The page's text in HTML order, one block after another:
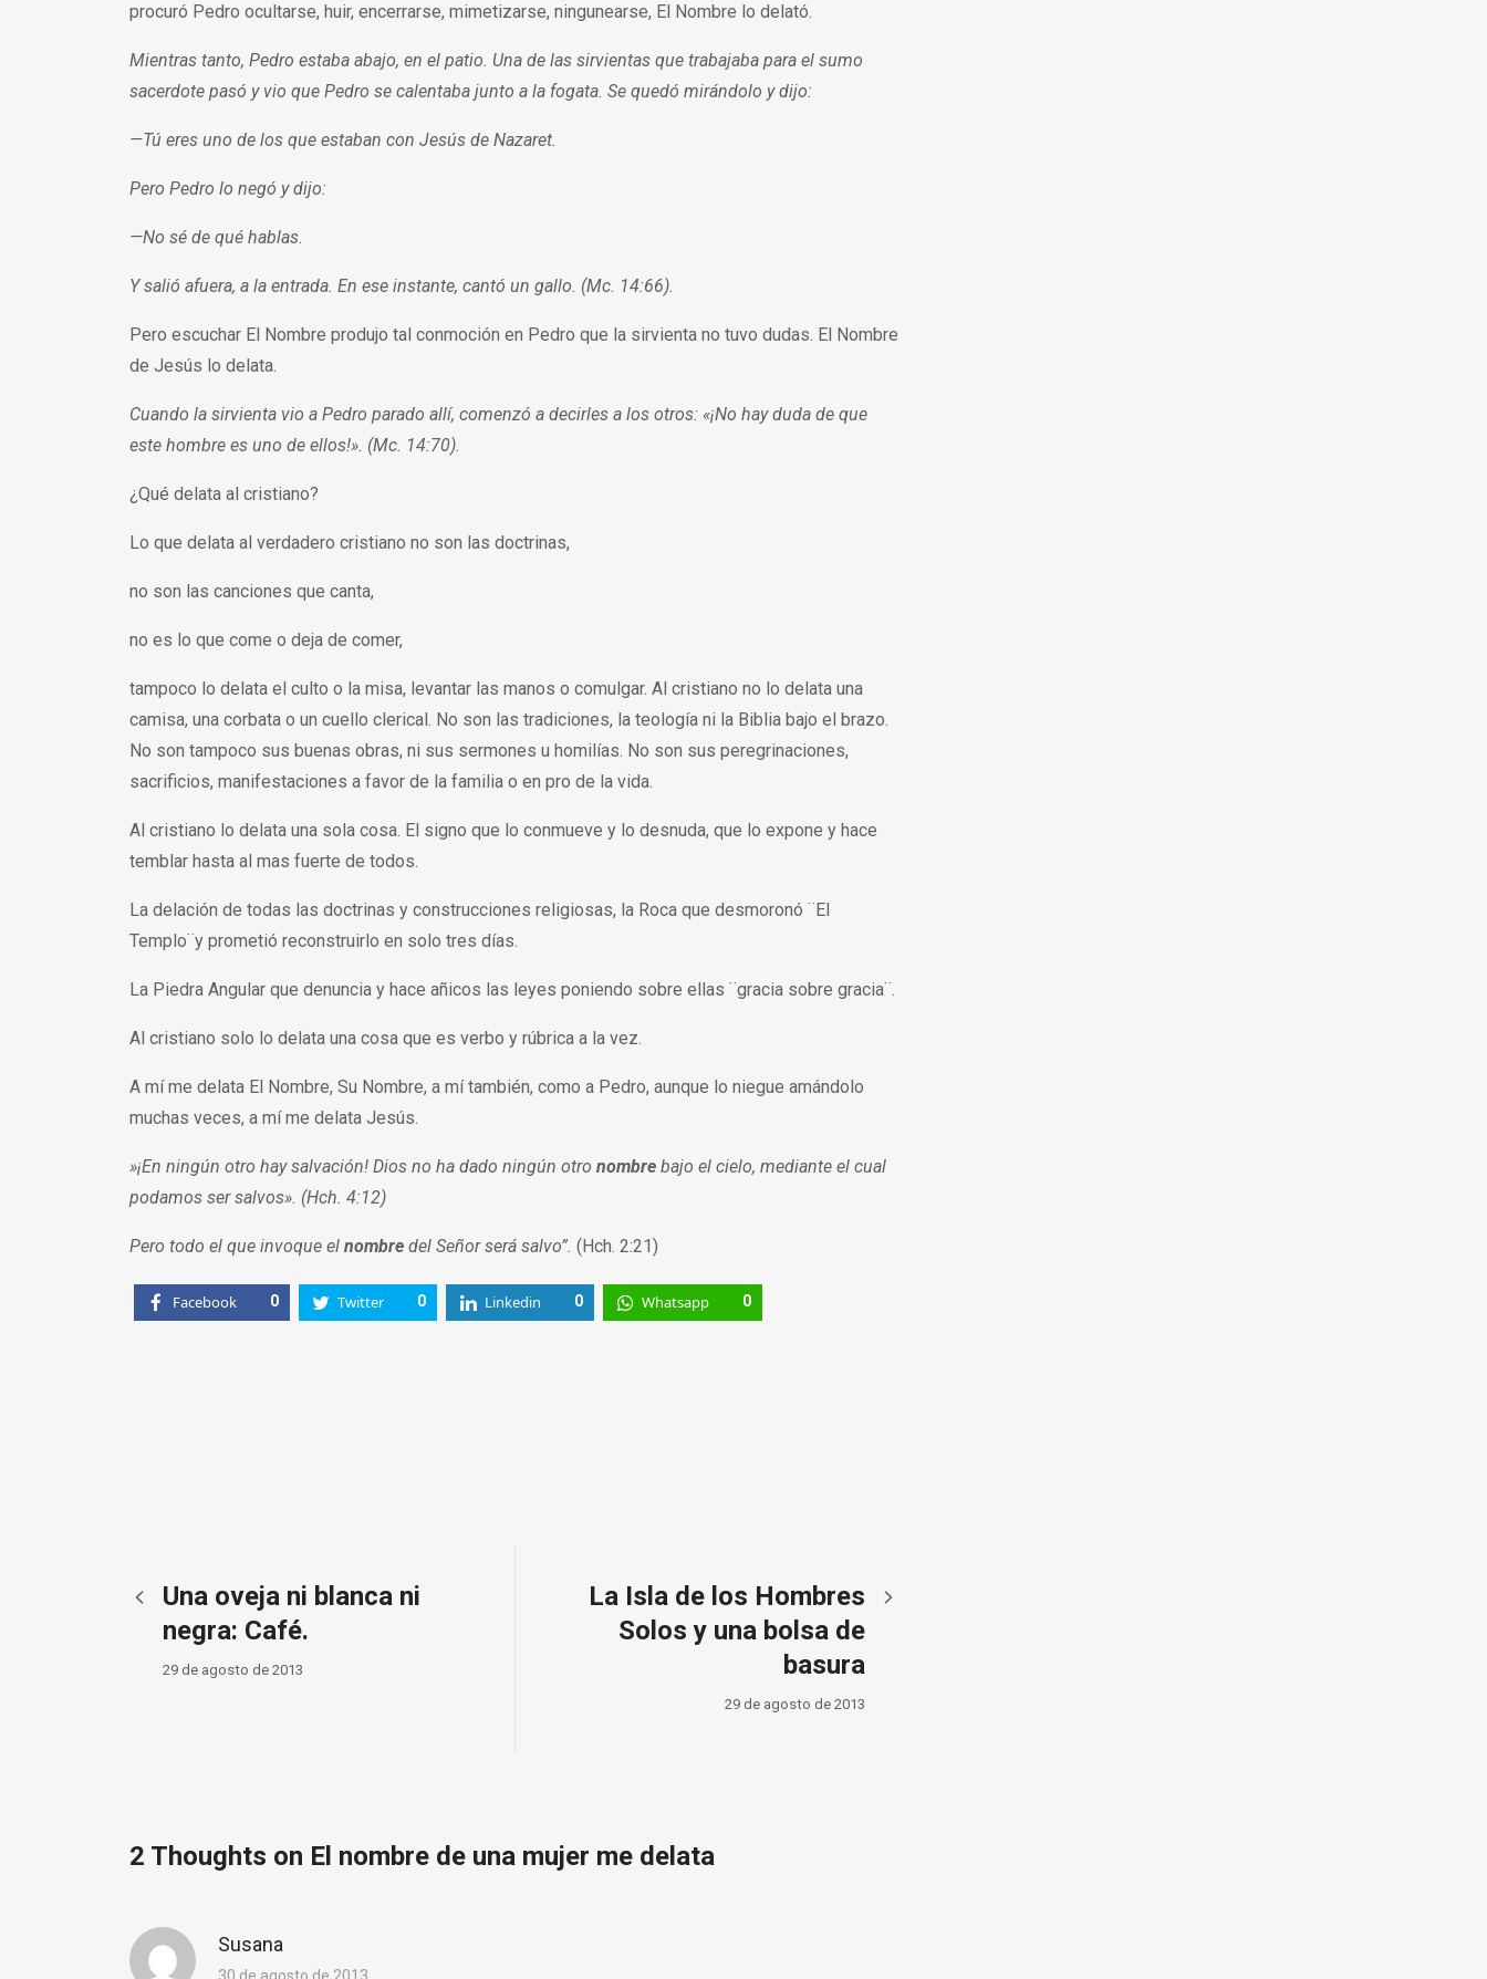
procuró Pedro ocultarse, huir, encerrarse, mimetizarse, ningunearse, El Nombre lo delató.
Mientras tanto, Pedro estaba abajo, en el patio. Una de las sirvientas que trabajaba para el sumo
sacerdote pasó y vio que Pedro se calentaba junto a la fogata. Se quedó mirándolo y dijo:
—Tú eres uno de los que estaban con Jesús de Nazaret.
Pero Pedro lo negó y dijo:
—No sé de qué hablas.
Y salió afuera, a la entrada. En ese instante, cantó un gallo. (Mc. 14:66).
Pero escuchar El Nombre produjo tal conmoción en Pedro que la sirvienta no tuvo dudas. El Nombre
de Jesús lo delata.
Cuando la sirvienta vio a Pedro parado allí, comenzó a decirles a los otros: «¡No hay duda de que
este hombre es uno de ellos!». (Mc. 14:70).
¿Qué delata al cristiano?
Lo que delata al verdadero cristiano no son las doctrinas,
no son las canciones que canta,
no es lo que come o deja de comer,
tampoco lo delata el culto o la misa, levantar las manos o comulgar. Al cristiano no lo delata una
camisa, una corbata o un cuello clerical. No son las tradiciones, la teología ni la Biblia bajo el brazo.
No son tampoco sus buenas obras, ni sus sermones u homilías. No son sus peregrinaciones,
sacrificios, manifestaciones a favor de la familia o en pro de la vida.
Al cristiano lo delata una sola cosa. El signo que lo conmueve y lo desnuda, que lo expone y hace
temblar hasta al mas fuerte de todos.
La delación de todas las doctrinas y construcciones religiosas, la Roca que desmoronó ¨El
Templo¨y prometió reconstruirlo en solo tres días.
La Piedra Angular que denuncia y hace añicos las leyes poniendo sobre ellas ¨gracia sobre gracia¨.
Al cristiano solo lo delata una cosa que es verbo y rúbrica a la vez.
A mí me delata El Nombre, Su Nombre, a mí también, como a Pedro, aunque lo niegue amándolo
muchas veces, a mí me delata Jesús.
»¡En ningún otro hay salvación! Dios no ha dado ningún otro nombre bajo el cielo, mediante el cual
podamos ser salvos». (Hch. 4:12)
Pero todo el que invoque el nombre del Señor será salvo”. (Hch. 2:21)
Facebook 0 Twitter 0 Linkedin 0 Whatsapp 0
Una oveja ni blanca ni
negra: Café.
29 de agosto de 2013
La Isla de los Hombres
Solos y una bolsa de
basura
29 de agosto de 2013
2 Thoughts on El nombre de una mujer me delata
Susana